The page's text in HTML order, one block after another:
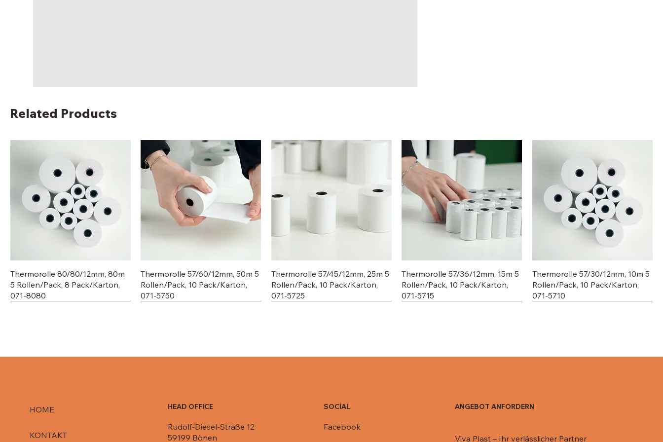
Related Products
Thermorolle 80/80/12mm, 80m
5 Rollen/Pack, 8 Pack/Karton,
071-8080
Thermorolle 57/60/12mm, 50m 5
Rollen/Pack, 10 Pack/Karton,
071-5750
Thermorolle 57/45/12mm, 25m 5
Rollen/Pack, 10 Pack/Karton,
071-5725
Thermorolle 57/36/12mm, 15m 5
Rollen/Pack, 10 Pack/Karton,
071-5715
Thermorolle 57/30/12mm, 10m 5
Rollen/Pack, 10 Pack/Karton,
071-5710
Deckel für Aluschale C807-1000,
Deckel für Aluschale C803-1450,
Deckel für Aluschale C801-770,
Deckel für 911 ML, 081-DR911
Deckel für Aluschale R84-861,
Deckel für Aluschale R1-845,
Deckel für Aluschale R13 / 670
Deckel für Aluschale R0-65L /
Deckel für R651 L / 080-R651/
HOME
KONTAKT
HEAD OFFICE
Rudolf-Diesel-Straße 12
59199 Bönen
SOCİAL
Facebook
ANGEBOT ANFORDERN
Viva Plast – Ihr verlässlicher Partner